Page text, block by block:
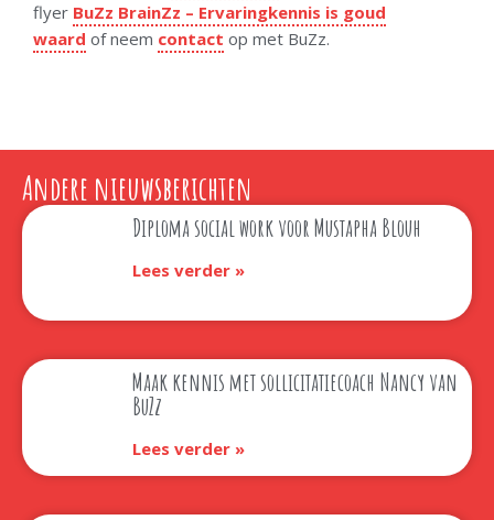
flyer BuZz BrainZz – Ervaringkennis is goud
waard of neem contact op met BuZz.
Andere nieuwsberichten
Diploma social work voor Mustapha Blouh
Lees verder »
Maak kennis met sollicitatiecoach Nancy van
BuZz
Lees verder »